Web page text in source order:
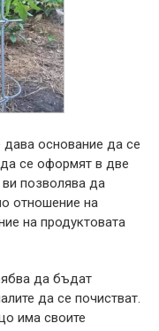
дава основание да се
се оформят в две
позволява да
отношение на
на продуктовата
да бъдат
да се почистват.
има своите